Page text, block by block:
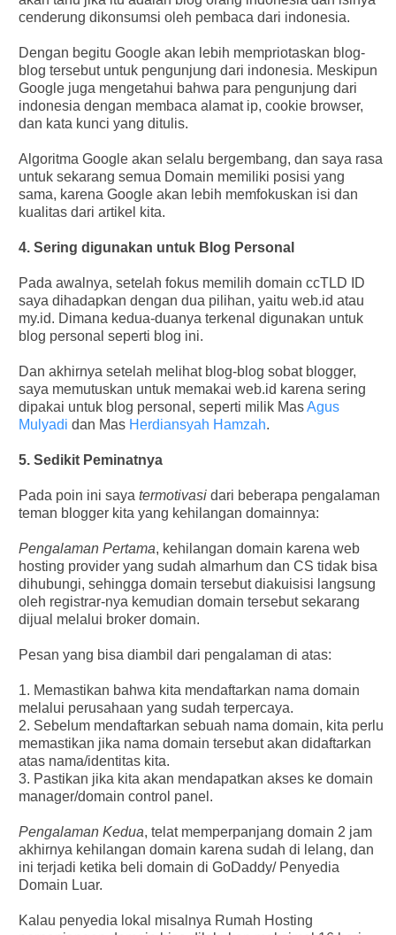
cenderung dikonsumsi oleh pembaca dari indonesia.
Dengan begitu Google akan lebih mempriotaskan blog-
blog tersebut untuk pengunjung dari indonesia. Meskipun
Google juga mengetahui bahwa para pengunjung dari
indonesia dengan membaca alamat ip, cookie browser,
dan kata kunci yang ditulis.
Algoritma Google akan selalu bergembang, dan saya rasa
untuk sekarang semua Domain memiliki posisi yang
sama, karena Google akan lebih memfokuskan isi dan
kualitas dari artikel kita.
4. Sering digunakan untuk Blog Personal
Pada awalnya, setelah fokus memilih domain ccTLD ID
saya dihadapkan dengan dua pilihan, yaitu web.id atau
my.id. Dimana kedua-duanya terkenal digunakan untuk
blog personal seperti blog ini.
Dan akhirnya setelah melihat blog-blog sobat blogger,
saya memutuskan untuk memakai web.id karena sering
dipakai untuk blog personal, seperti milik MasAgus
Mulyadi dan Mas Herdiansyah Hamzah.
5. Sedikit Peminatnya
Pada poin ini saya termotivasidari beberapa pengalaman
teman blogger kita yang kehilangan domainnya:
Pengalaman Pertama, kehilangan domain karena web
hosting provider yang sudah almarhum dan CS tidak bisa
dihubungi, sehingga domain tersebut diakuisisi langsung
oleh registrar-nya kemudian domain tersebut sekarang
dijual melalui broker domain.
Pesan yang bisa diambil dari pengalaman di atas:
1. Memastikan bahwa kita mendaftarkan nama domain
melalui perusahaan yang sudah terpercaya.
2. Sebelum mendaftarkan sebuah nama domain, kita perlu
memastikan jika nama domain tersebut akan didaftarkan
atas nama/identitas kita.
3. Pastikan jika kita akan mendapatkan akses ke domain
manager/domain control panel.
Pengalaman Kedua, telat memperpanjang domain 2 jam
akhirnya kehilangan domain karena sudah di lelang, dan
ini terjadi ketika beli domain di GoDaddy/ Penyedia
Domain Luar.
Kalau penyedia lokal misalnya Rumah Hosting